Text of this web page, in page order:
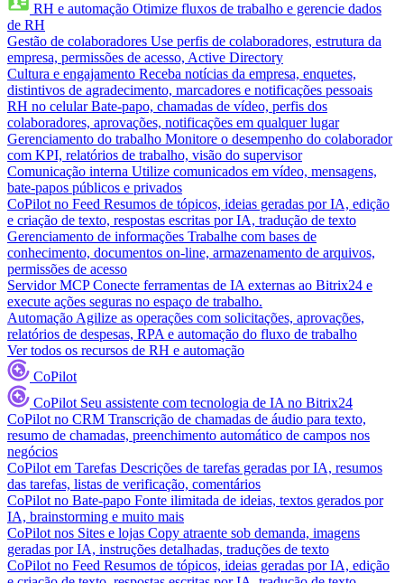
RH e automação Otimize fluxos de trabalho e gerencie dados
de RH
Gestão de colaboradores Use perfis de colaboradores, estrutura da
empresa, permissões de acesso, Active Directory
Cultura e engajamento Receba notícias da empresa, enquetes,
distintivos de agradecimento, marcadores e notificações pessoais
RH no celular Bate-papo, chamadas de vídeo, perfis dos
colaboradores, aprovações, notificações em qualquer lugar
Gerenciamento do trabalho Monitore o desempenho do colaborador
com KPI, relatórios de trabalho, visão do supervisor
Comunicação interna Utilize comunicados em vídeo, mensagens,
bate-papos públicos e privados
CoPilot no Feed Resumos de tópicos, ideias geradas por IA, edição
e criação de texto, respostas escritas por IA, tradução de texto
Gerenciamento de informações Trabalhe com bases de
conhecimento, documentos on-line, armazenamento de arquivos,
permissões de acesso
Servidor MCP Conecte ferramentas de IA externas ao Bitrix24 e
execute ações seguras no espaço de trabalho.
Automação Agilize as operações com solicitações, aprovações,
relatórios de despesas, RPA e automação do fluxo de trabalho
Ver todos os recursos de RH e automação
CoPilot
CoPilot Seu assistente com tecnologia de IA no Bitrix24
CoPilot no CRM Transcrição de chamadas de áudio para texto,
resumo de chamadas, preenchimento automático de campos nos
negócios
CoPilot em Tarefas Descrições de tarefas geradas por IA, resumos
das tarefas, listas de verificação, comentários
CoPilot no Bate-papo Fonte ilimitada de ideias, textos gerados por
IA, brainstorming e muito mais
CoPilot nos Sites e lojas Copy atraente sob demanda, imagens
geradas por IA, instruções detalhadas, traduções de texto
CoPilot no Feed Resumos de tópicos, ideias geradas por IA, edição